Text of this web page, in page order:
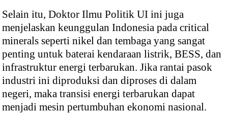
Selain itu, Doktor Ilmu Politik UI ini juga
menjelaskan keunggulan Indonesia pada critical
minerals seperti nikel dan tembaga yang sangat
penting untuk baterai kendaraan listrik, BESS, dan
infrastruktur energi terbarukan. Jika rantai pasok
industri ini diproduksi dan diproses di dalam
negeri, maka transisi energi terbarukan dapat
menjadi mesin pertumbuhan ekonomi nasional.